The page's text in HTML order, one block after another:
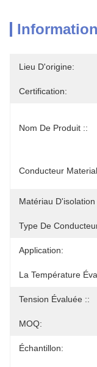
Lieu D'origine:
Certification:
Nom De Produit ::
Conducteur
Matériau D'isolation
Type De
Application:
La Température
Tension Évaluée ::
MOQ:
Échantillon: